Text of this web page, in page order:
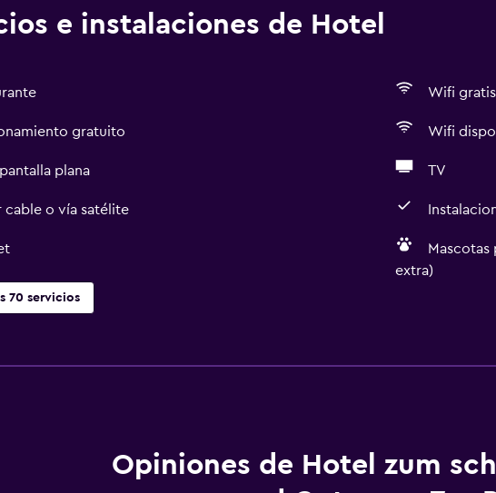
e instalaciones de Hotel
Wifi gratis
gratuito Wifi
plana TV
cable o vía satélite
extra)
70 servicios
para personas en silla de ruedas
Vista a una
Piso de
Opiniones de Hotel zum